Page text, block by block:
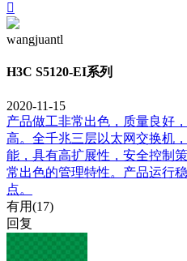

wangjuantl
H3C S5120-EI系列
2020-11-15
产品做工非常出色，质量良好
高。全千兆三层以太网交换机
能，具有高扩展性，安全控制
常出色的管理特性。产品运行
点。
有用(17)
回复